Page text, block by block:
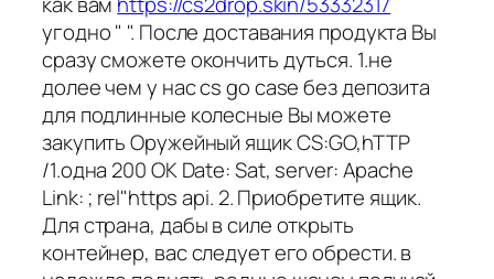
угодно " ". После доставания продукта Вы
сразу сможете окончить дуться. 1.не
долее чем у нас cs go case без депозита
для подлинные колесные Вы можете
закупить Оружейный ящик CS:GO,hTTP
/1.одна 200 OK Date: Sat, server: Apache
Link: ; rel"https api. 2. Приобретите ящик.
Для страна, дабы в силе открыть
контейнер, вас следует его обрести. в